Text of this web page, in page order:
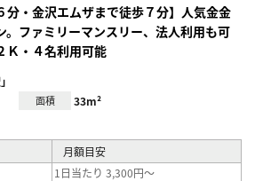
分・金沢エムザまで徒歩７分】人気金金
。ファミリーマンスリー、法人利用も可
・４名利用可能
面積 33m²
月額目安
1日当たり 3,300円～